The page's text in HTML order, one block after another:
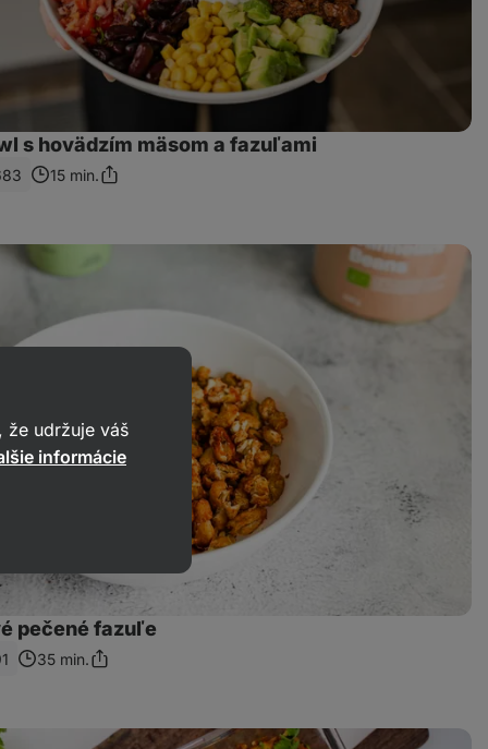
s hovädzím mäsom a fazuľami
15 min.Zdieľať
pečené fazuľe
35 min.Zdieľať
že udržuje váš
informácie